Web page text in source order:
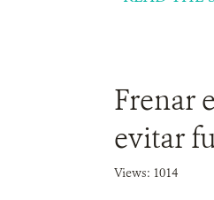
Frenar
evitar
Views: 1014